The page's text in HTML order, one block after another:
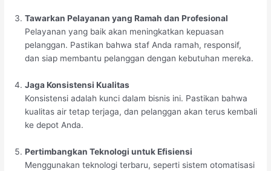
Tawarkan Pelayanan yang Ramah dan Profesional
Pelayanan yang baik akan meningkatkan kepuasan
pelanggan. Pastikan bahwa staf Anda ramah, responsif,
dan siap membantu pelanggan dengan kebutuhan mereka.
Jaga Konsistensi Kualitas
Konsistensi adalah kunci dalam bisnis ini. Pastikan bahwa
kualitas air tetap terjaga, dan pelanggan akan terus kembali
ke depot Anda.
Pertimbangkan Teknologi untuk Efisiensi
Menggunakan teknologi terbaru, seperti sistem otomatisasi